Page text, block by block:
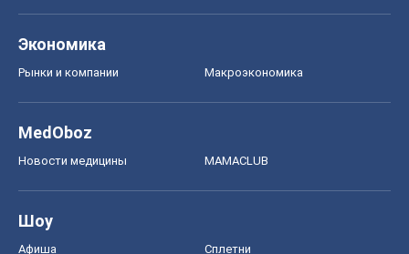
Экономика
Рынки и компании Mакроэкономика
MedOboz
Новости медицины MAMACLUB
Шоу
Афиша Сплетни